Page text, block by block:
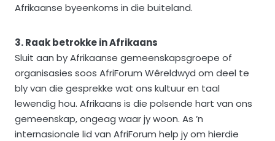
Afrikaanse byeenkoms in die buiteland.
3. Raak betrokke in Afrikaans
Sluit aan by Afrikaanse gemeenskapsgroepe of
organisasies soos AfriForum Wêreldwyd om deel te
bly van die gesprekke wat ons kultuur en taal
lewendig hou. Afrikaans is die polsende hart van ons
gemeenskap, ongeag waar jy woon. As ’n
internasionale lid van AfriForum help jy om hierdie